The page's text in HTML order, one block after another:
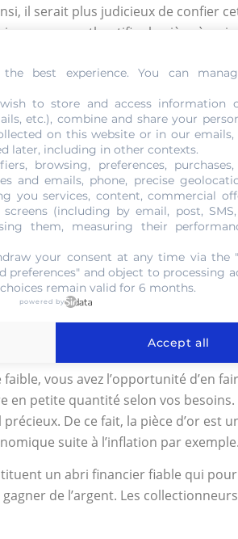
il serait plus judicieux de confier
pour authentifier la pièce à sa
dans le temps, l’état de la pièce
d’un professionnel pour déceler ces
peut entre autres contenir des
Plus les éléments de la pièce
1926
d’un achat ou d’une vente, il est
Les experts en numismatiques,
parfaite de l’évolution
et il est important de bien
Or 1926 ?
vous avez l’opportunité d’en
en petite quantité selon vos
De ce fait, la pièce d’or est
suite à l’inflation par exemple.
un abri financier fiable qui
de l’argent. Les
best experience. You can
to store and access information
etc.), combine and share your
on this website or in our emails,
later, including in other contexts.
browsing, preferences,
and emails, phone, precise
you services, content, commercial
(including by email, post,
them, measuring their
your consent at any time via the
preferences" and object to processing
remain valid for 6 months.
powered by
Accept all